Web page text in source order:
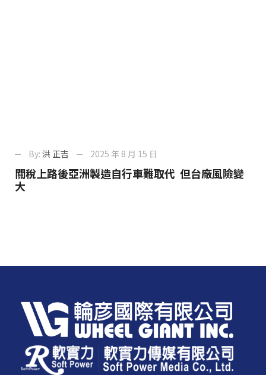
By: 洪 正吉 2025 年 8 月 15 日
關稅上路後亞洲製造自行車難取代 但台廠風險變
大